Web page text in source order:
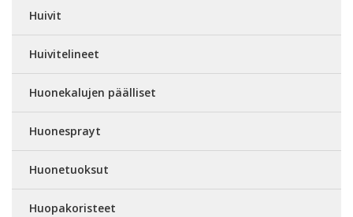
Huivit
Huivitelineet
Huonekalujen päälliset
Huonesprayt
Huonetuoksut
Huopakoristeet